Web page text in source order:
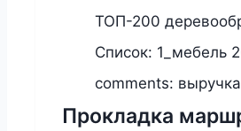
ТОП-200
Список: 1_мебель
comments:
Прокладка